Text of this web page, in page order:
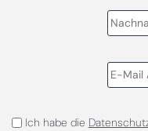
Ich habe die